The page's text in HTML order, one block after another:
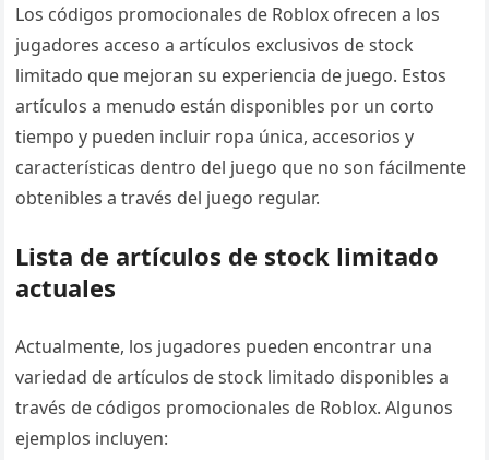
Los códigos promocionales de Roblox ofrecen a los
jugadores acceso a artículos exclusivos de stock
limitado que mejoran su experiencia de juego. Estos
artículos a menudo están disponibles por un corto
tiempo y pueden incluir ropa única, accesorios y
características dentro del juego que no son fácilmente
obtenibles a través del juego regular.
Lista de artículos de stock limitado
actuales
Actualmente, los jugadores pueden encontrar una
variedad de artículos de stock limitado disponibles a
través de códigos promocionales de Roblox. Algunos
ejemplos incluyen: